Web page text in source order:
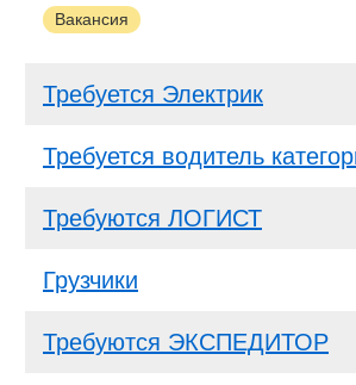
Вакансия
Требуется Электрик
Требуется водитель
Требуются ЛОГИСТ
Грузчики
Требуются ЭКСПЕДИТОР